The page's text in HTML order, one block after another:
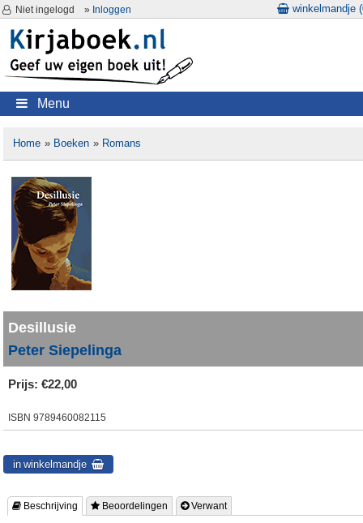
Niet ingelogd » Inloggen winkelmandje (
Menu
Home » Boeken » Romans
Desillusie
Peter Siepelinga
Prijs: €22,00
ISBN 9789460082115
 Beschrijving  Beoordelingen  Verwant